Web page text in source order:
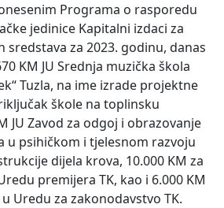
Programa o rasporedu
jedinice Kapitalni izdaci za
za 2023. godinu, danas
KM JU Srednja muzička škola
Tuzla, na ime izrade projektne
škole na toplinsku
JU Zavod za odgoj i obrazovanje
u psihičkom i tjelesnom razvoju
dijela krova, 10.000 KM za
premijera TK, kao i 6.000 KM
Uredu za zakonodavstvo TK.